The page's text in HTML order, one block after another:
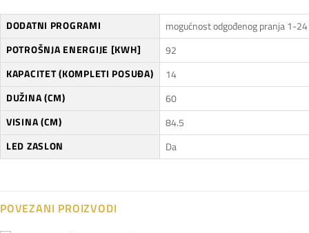
DODATNI PROGRAMI
mogućnost odgođenog pranja 1-
POTROŠNJA ENERGIJE [KWH]
92
KAPACITET (KOMPLETI POSUĐA)
14
DUŽINA (CM)
60
VISINA (CM)
84.5
LED ZASLON
Da
POVEZANI PROIZVODI